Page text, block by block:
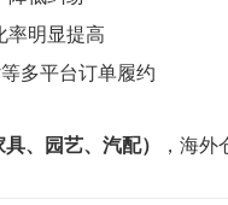
率明显提高
多平台订单履约
、园艺、汽配） ，海外